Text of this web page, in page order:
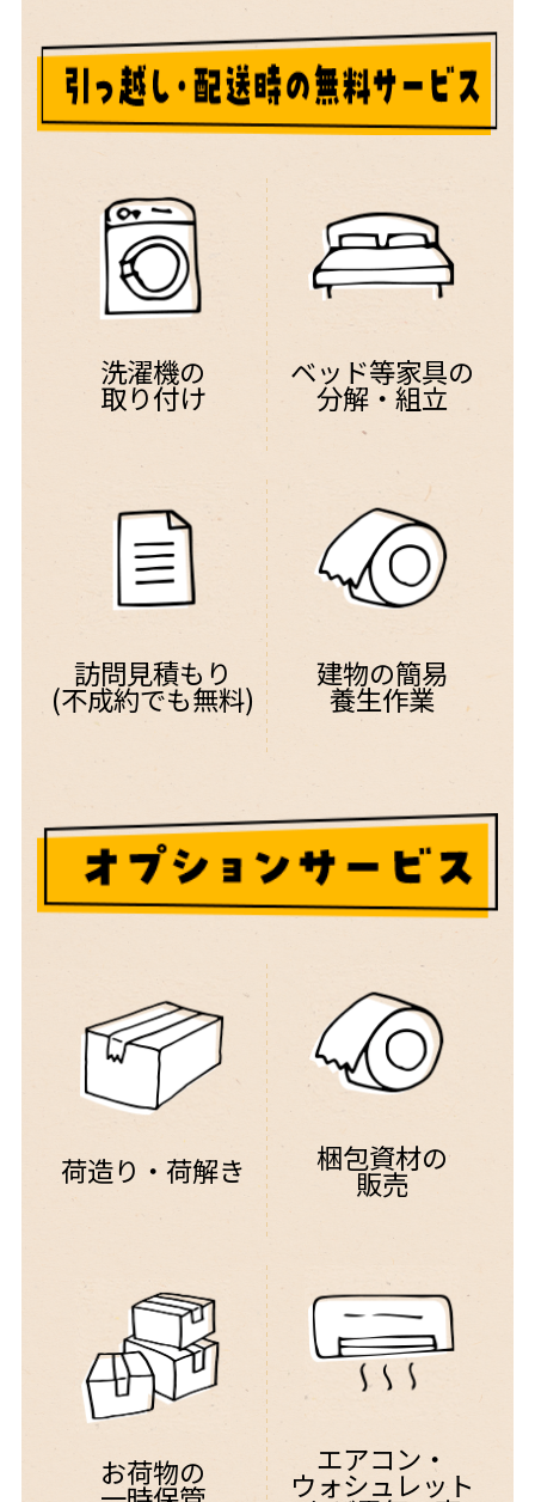
洗濯機の
取り付け
ベッド等家具の
分解・組立
訪問見積もり
(不成約でも無料)
建物の簡易
養生作業
荷造り・荷解き 梱包資材の
販売
お荷物の エアコン・
ウォシュ レット